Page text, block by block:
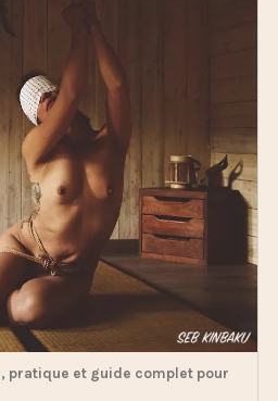
pratique et guide complet pour